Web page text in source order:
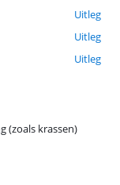
Uitleg
Uitleg
Uitleg
(zoals krassen)